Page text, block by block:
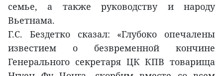
семье, а также руководству и народу
Вьетнама.
Г.С. Бездетко сказал: «Глубоко опечалены
известием о безвременной кончине
Генерального секретаря ЦК КПВ товарища